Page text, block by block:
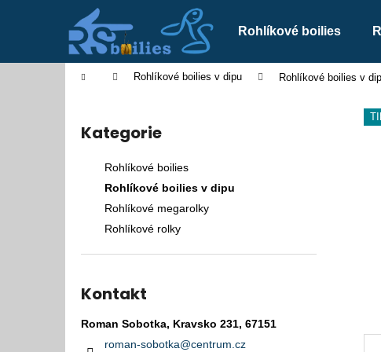
Rohlíkové boilies
Domů Rohlíkové boilies v dipu Rohlíkové boilies v
Přeskočit
kategorie
Kategorie
Rohlíkové boilies
Rohlíkové boilies v dipu
Rohlíkové megarolky
Rohlíkové rolky
Kontakt
Roman Sobotka, Kravsko 231, 67151
roman-sobotka@centrum.cz
í
Zpět
do
Zpět
do
ROHLÍKOVÉ BOILIES V DIPU